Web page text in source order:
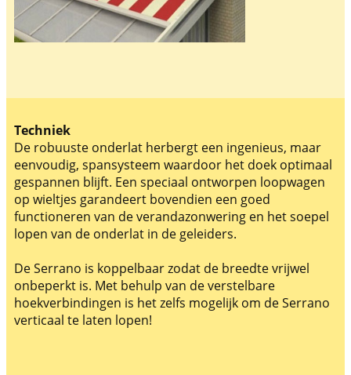
Techniek
De robuuste onderlat herbergt een ingenieus, maar
eenvoudig, spansysteem waardoor het doek optimaal
gespannen blijft. Een speciaal ontworpen loopwagen
op wieltjes garandeert bovendien een goed
functioneren van de verandazonwering en het soepel
lopen van de onderlat in de geleiders.
De Serrano is koppelbaar zodat de breedte vrijwel
onbeperkt is. Met behulp van de verstelbare
hoekverbindingen is het zelfs mogelijk om de Serrano
verticaal te laten lopen!